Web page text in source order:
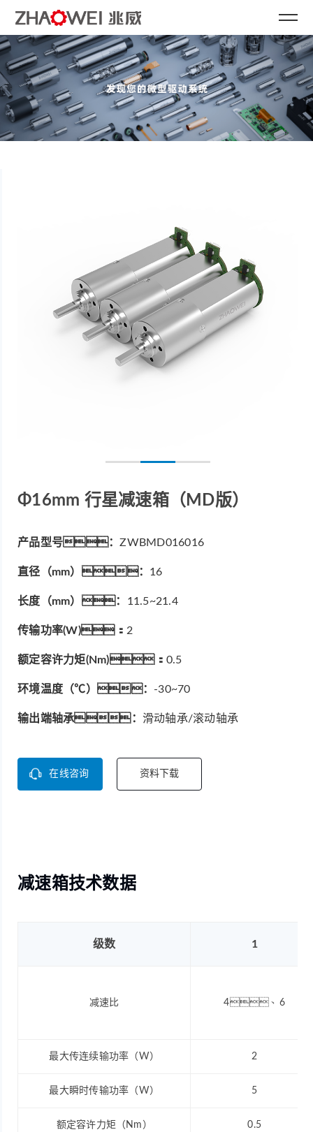
Φ16mm 行星减速箱（MD版）
产品型号：ZWBMD016016
直径（mm）： 16
长度（mm）： 11.5~21.4
传输功率(W)： 2
额定容许力矩(Nm)： 0.5
环境温度（℃）： -30~70
输出端轴承： 滑动轴承/滚动轴承
在线咨询 资料下载
减速箱技术数据
级数 1
减速比 4、6
最大传连续输功率（W） 2
最大瞬时传输功率（W） 5
额定容许力矩（Nm） 0.5